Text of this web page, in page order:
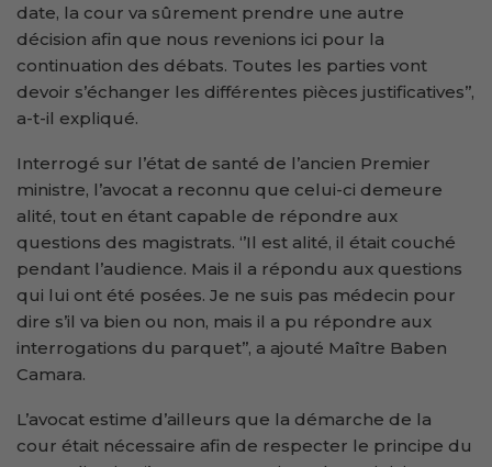
date, la cour va sûrement prendre une autre
décision afin que nous revenions ici pour la
continuation des débats. Toutes les parties vont
devoir s’échanger les différentes pièces justificatives’’,
a-t-il expliqué.
Interrogé sur l’état de santé de l’ancien Premier
ministre, l’avocat a reconnu que celui-ci demeure
alité, tout en étant capable de répondre aux
questions des magistrats. ‘’Il est alité, il était couché
pendant l’audience. Mais il a répondu aux questions
qui lui ont été posées. Je ne suis pas médecin pour
dire s’il va bien ou non, mais il a pu répondre aux
interrogations du parquet’’, a ajouté Maître Baben
Camara.
L’avocat estime d’ailleurs que la démarche de la
cour était nécessaire afin de respecter le principe du